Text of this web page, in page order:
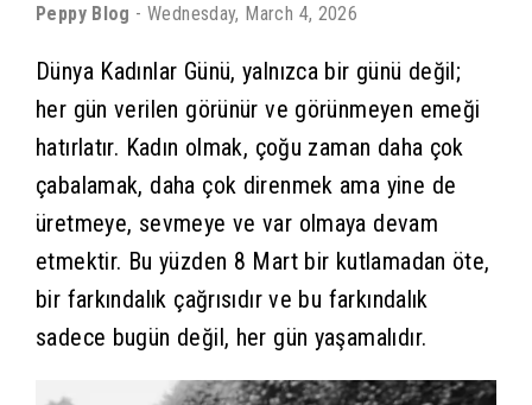
Peppy Blog - Wednesday, March 4, 2026
Dünya Kadınlar Günü, yalnızca bir günü değil;
her gün verilen görünür ve görünmeyen emeği
hatırlatır. Kadın olmak, çoğu zaman daha çok
çabalamak, daha çok direnmek ama yine de
üretmeye, sevmeye ve var olmaya devam
etmektir. Bu yüzden 8 Mart bir kutlamadan öte,
bir farkındalık çağrısıdır ve bu farkındalık
sadece bugün değil, her gün yaşamalıdır.